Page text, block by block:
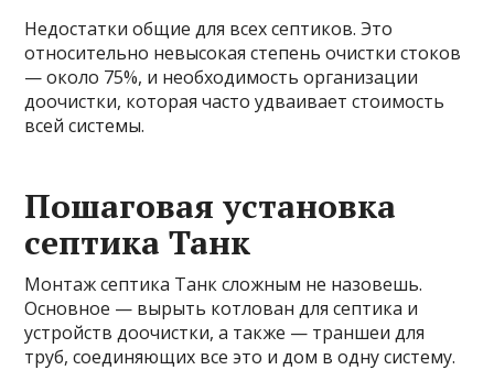
Недостатки общие для всех септиков. Это
относительно невысокая степень очистки стоков
— около 75%, и необходимость организации
доочистки, которая часто удваивает стоимость
всей системы.
Пошаговая установка
септика Танк
Монтаж септика Танк сложным не назовешь.
Основное — вырыть котлован для септика и
устройств доочистки, а также — траншеи для
труб, соединяющих все это и дом в одну систему.